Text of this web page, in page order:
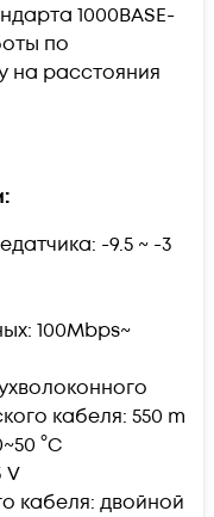
1000BASE-
по
на расстояния
-9.5 ~ -3
100Mbps~
кабеля: 550 m
°C
V
кабеля: двойной